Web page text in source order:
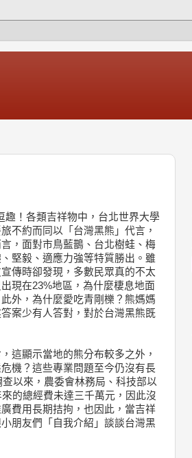
！各類吉祥物中，台北世界大學
不約而同以「台灣黑熊」代言，
，面對市鳥藍鵲、台北樹蛙、梅
堅毅、適應力強等特質勝出。雖
傳時卻發現，多數民眾真的不太
現在23%地區，為什麼棲息地面
外，為什麼愛吃青剛櫟？熊媽媽
案少有人答對，對於台灣黑熊既
這顯示當地的熊分布較多之外，
機？這些專業問題至今仍沒有長
以來，農委會林務局、科技部以
的總經費未達三千萬元，因此沒
費用長期拮拘，也因此，當吉祥
朋友們「自我介紹」談談台灣黑